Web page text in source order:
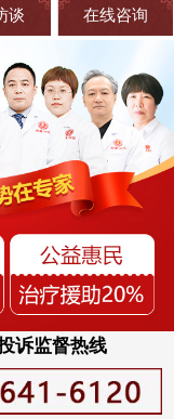
谈 在线咨询
诉监督热线